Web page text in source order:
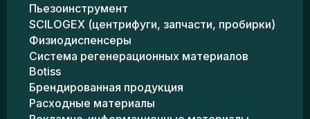
Пьезоинструмент
SCILOGEX (центрифуги, запчасти, пробирки)
Физиодиспенсеры
Система регенерационных материалов
Botiss
Брендированная продукция
Расходные материалы